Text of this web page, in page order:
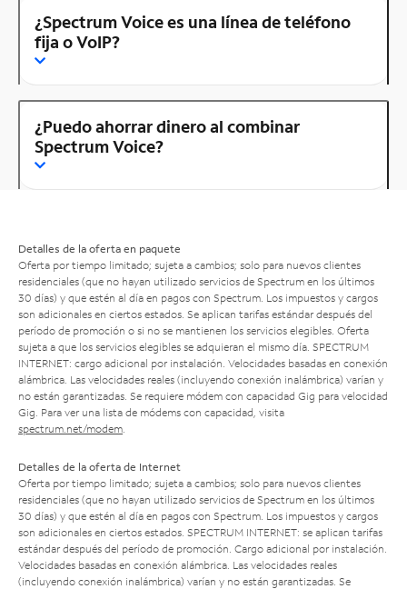
¿Spectrum Voice es una línea de teléfono
fija o VoIP?
¿Puedo ahorrar dinero al combinar
Spectrum Voice?
Detalles de la oferta en paquete
Oferta por tiempo limitado; sujeta a cambios; solo para nuevos clientes
residenciales (que no hayan utilizado servicios de Spectrum en los últimos
30 días) y que estén al día en pagos con Spectrum. Los impuestos y cargos
son adicionales en ciertos estados. Se aplican tarifas estándar después del
período de promoción o si no se mantienen los servicios elegibles. Oferta
sujeta a que los servicios elegibles se adquieran el mismo día. SPECTRUM
INTERNET: cargo adicional por instalación. Velocidades basadas en conexión
alámbrica. Las velocidades reales (incluyendo conexión inalámbrica) varían y
no están garantizadas. Se requiere módem con capacidad Gig para velocidad
Gig. Para ver una lista de módems con capacidad, visita
spectrum.net/modem
Detalles de la oferta de Internet
Oferta por tiempo limitado; sujeta a cambios; solo para nuevos clientes
residenciales (que no hayan utilizado servicios de Spectrum en los últimos
30 días) y que estén al día en pagos con Spectrum. Los impuestos y cargos
son adicionales en ciertos estados. SPECTRUM INTERNET: se aplican tarifas
estándar después del período de promoción. Cargo adicional por instalación.
Velocidades basadas en conexión alámbrica. Las velocidades reales
(incluyendo conexión inalámbrica) varían y no están garantizadas. Se